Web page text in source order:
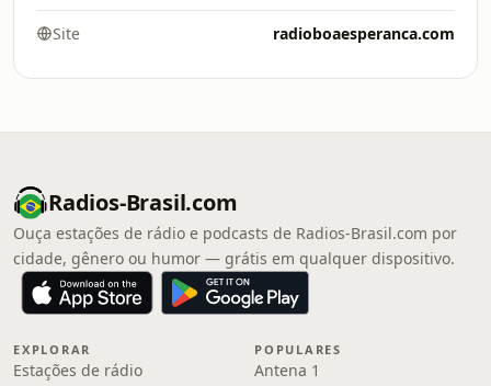
Site radioboaesperanca.com
Radios-Brasil.com
Ouça estações de rádio e podcasts de Radios-Brasil.com por
cidade, gênero ou humor — grátis em qualquer dispositivo.
EXPLORAR
Estações de rádio
POPULARES
Antena 1